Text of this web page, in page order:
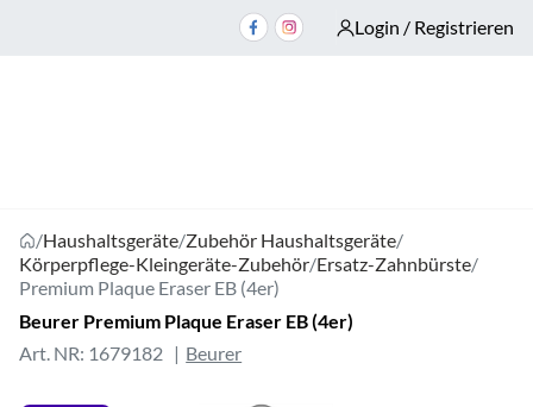
Login / Registrieren
/Haushaltsgeräte/Zubehör Haushaltsgeräte/
Körperpflege-Kleingeräte-Zubehör/Ersatz-Zahnbürste/
Premium Plaque Eraser EB (4er)
Beurer Premium Plaque Eraser EB (4er)
Art. NR: 1679182
Beurer